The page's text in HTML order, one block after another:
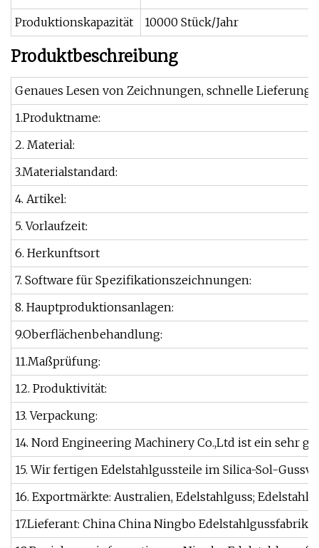
Produktionskapazität
10000 Stück/Jahr
Produktbeschreibung
Genaues Lesen von Zeichnungen, schnelle
1.Produktname:
2. Material:
3.Materialstandard:
4. Artikel:
5. Vorlaufzeit:
6. Herkunftsort
7. Software für Spezifikationszeichnungen:
8. Hauptproduktionsanlagen:
9.Oberflächenbehandlung:
11.Maßprüfung:
12. Produktivität:
13. Verpackung:
14. Nord Engineering Machinery Co.,Ltd ist ein sehr
15. Wir fertigen Edelstahlgussteile im Silica-Sol-
16. Exportmärkte: Australien, Edelstahlguss;
17.Lieferant: China China Ningbo